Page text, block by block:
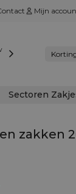
Mijn
Sectoren
zakken